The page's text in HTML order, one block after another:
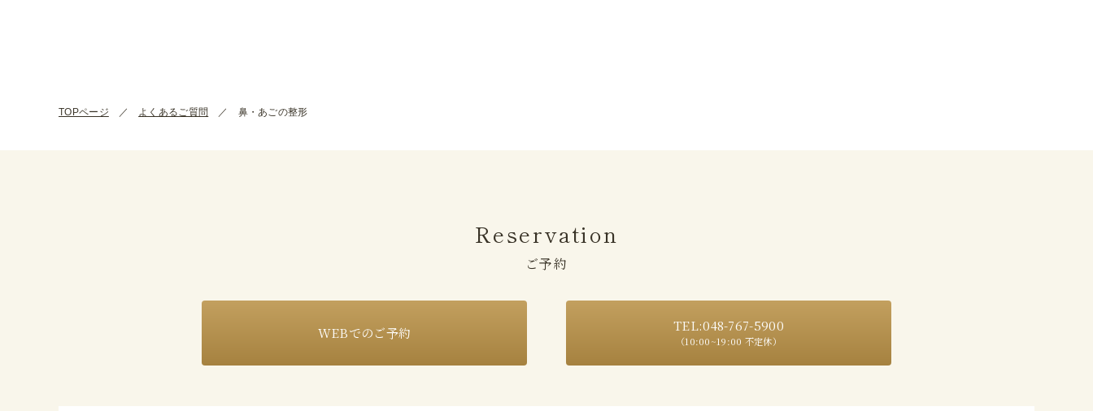
TOPページ よくあるご質問 鼻・あごの整形
Reservation
ご予約
WEBでのご予約 TEL:048-767-5900
（10:00~19:00 不定休）